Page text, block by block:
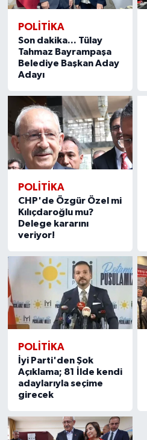
POLITIKA
Son dakika... Tülay
Tahmaz Bayrampaşa
Belediye Başkan Aday
Adayı
POLITIKA
CHP'de Özgür Özel mi
Kılıçdaroğlu mu?
Delege kararını
veriyor!
POLITIKA
İyi Parti'den Şok
Açıklama; 81 İlde kendi
adaylarıyla seçime
girecek